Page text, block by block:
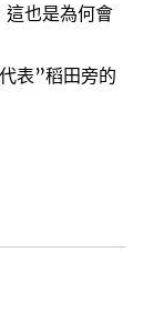
這也是為何會
表”稻田旁的
田野間南洋